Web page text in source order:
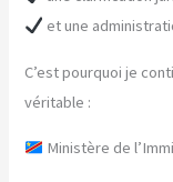
et une
C’est pourquoi je
véritable :
Ministère de